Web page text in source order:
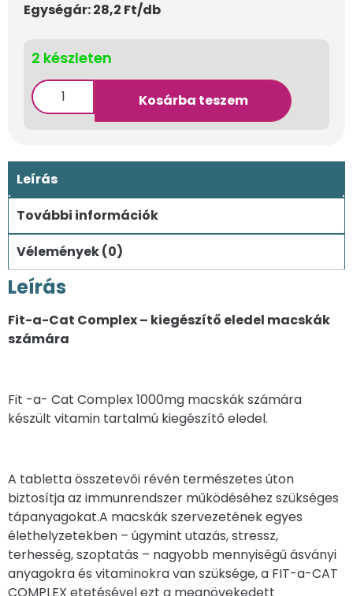
Egységár: 28,2 Ft/db
2 készleten
Kosárba teszem
Leírás
További információk
Vélemények (0)
Leírás
Fit-a-Cat Complex – kiegészítő eledel macskák
számára
Fit -a- Cat Complex 1000mg macskák számára
készült vitamin tartalmú kiegészítő eledel.
A tabletta összetevői révén természetes úton
biztosítja az immunrendszer működéséhez szükséges
tápanyagokat.A macskák szervezetének egyes
élethelyzetekben – úgymint utazás, stressz,
terhesség, szoptatás – nagyobb mennyiségű ásványi
anyagokra és vitaminokra van szüksége, a FIT-a-CAT
COMPLEX etetésével ezt a megnövekedett